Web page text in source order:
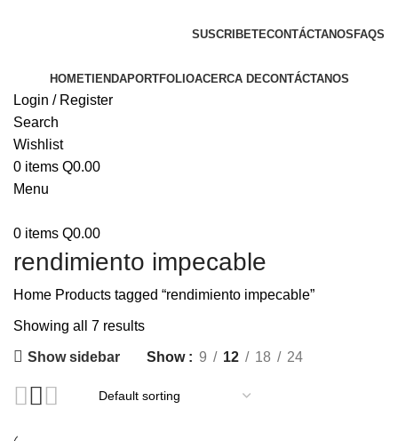
SUSCRIBETECONTÁCTANOS FAQS
HOMETIENDAPORTFOLIOACERCA DECONTÁCTANOS
Login / Register
Search
Wishlist
0 items Q0.00
Menu
0 items Q0.00
rendimiento impecable
Home Products tagged “rendimiento impecable”
Showing all 7 results
Show sidebar Show 9 12 18 24